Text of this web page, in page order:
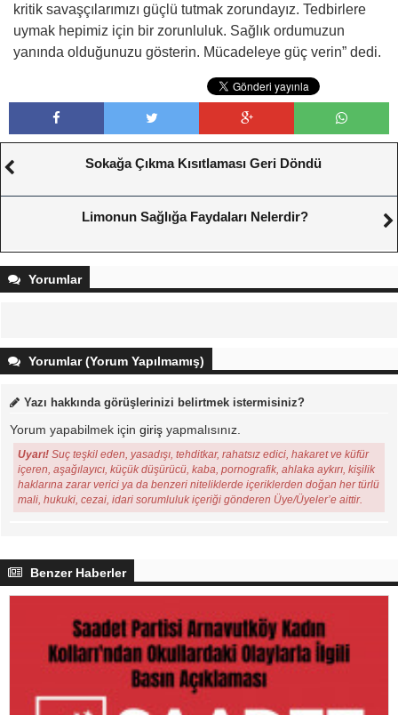
kritik savaşçılarımızı güçlü tutmak zorundayız. Tedbirlere
uymak hepimiz için bir zorunluluk. Sağlık ordumuzun
yanında olduğunuzu gösterin. Mücadeleye güç verin” dedi.
Sokağa Çıkma Kısıtlaması Geri Döndü
Limonun Sağlığa Faydaları Nelerdir?
Yorumlar
Yorumlar (Yorum Yapılmamış)
Yazı hakkında görüşlerinizi belirtmek istermisiniz?
Yorum yapabilmek için giriş yapmalısınız.
Uyarı! Suç teşkil eden, yasadışı, tehditkar, rahatsız edici, hakaret ve küfür
içeren, aşağılayıcı, küçük düşürücü, kaba, pornografik, ahlaka aykırı, kişilik
haklarına zarar verici ya da benzeri niteliklerde içeriklerden doğan her türlü
mali, hukuki, cezai, idari sorumluluk içeriği gönderen Üye/Üyeler’e aittir.
Benzer Haberler